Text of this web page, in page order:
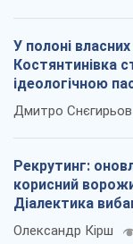
У полоні власних
Костянтинівка
ідеологічною
окупантів
Дмитро Снєгирьов
Рекрутинг:
корисний
Діалектика
Олександр Кірш